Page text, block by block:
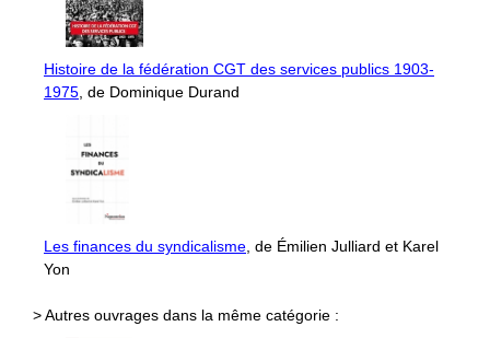
Histoire de la fédération CGT des services publics 1903-
1975 , de Dominique Durand
Les finances du syndicalisme , de Émilien Julliard et Karel
Yon
> Autres ouvrages dans la même catégorie :